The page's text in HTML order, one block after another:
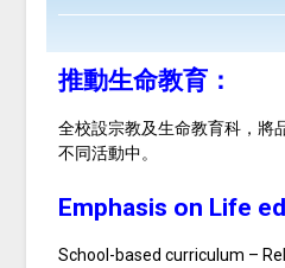
推動生命教育：
全校設宗教及生命教育科，將
不同活動中。
Emphasis on Life
School-based curriculum –